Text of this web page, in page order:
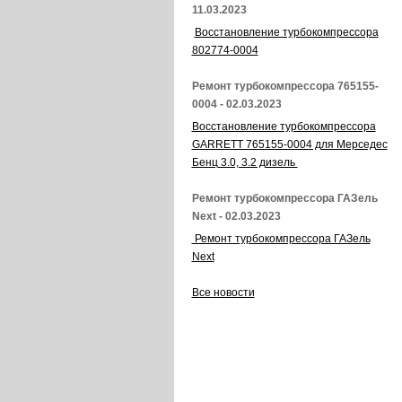
11.03.2023
Восстановление турбокомпрессора
802774-0004
Ремонт турбокомпрессора 765155-
0004 - 02.03.2023
Восстановление турбокомпрессора
GARRETT 765155-0004 для Мерседес
Бенц 3.0, 3.2 дизель
Ремонт турбокомпрессора ГАЗель
Next - 02.03.2023
Ремонт турбокомпрессора ГАЗель
Next
Все новости